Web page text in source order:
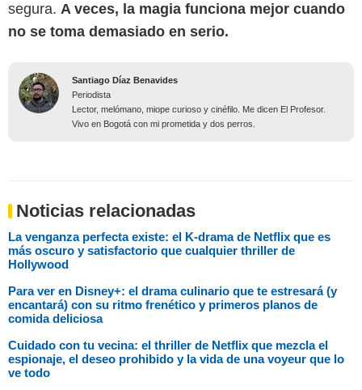
segura. A veces, la magia funciona mejor cuando
no se toma demasiado en serio.
Santiago Díaz Benavides
Periodista
Lector, melómano, miope curioso y cinéfilo. Me dicen El Profesor.
Vivo en Bogotá con mi prometida y dos perros.
Noticias relacionadas
La venganza perfecta existe: el K-drama de Netflix que es
más oscuro y satisfactorio que cualquier thriller de
Hollywood
Para ver en Disney+: el drama culinario que te estresará (y
encantará) con su ritmo frenético y primeros planos de
comida deliciosa
Cuidado con tu vecina: el thriller de Netflix que mezcla el
espionaje, el deseo prohibido y la vida de una voyeur que lo
ve todo